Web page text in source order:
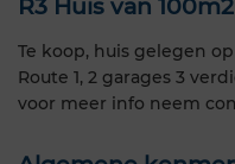
R3 Huis van
Te koop, huis gelegen
Route 1, 2 garages 3
voor meer info neem